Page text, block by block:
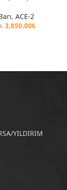
, ACE-2
3,850.00₺
YILDIRIM